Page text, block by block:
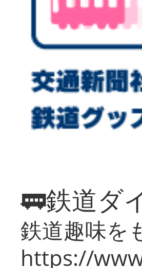
🚃鉄道ダ
鉄道趣味を
https://